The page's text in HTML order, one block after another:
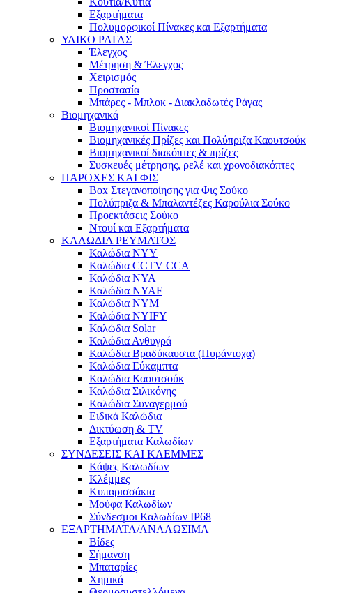
Εξαρτήματα
Πολυμορφικοί Πίνακες και Εξαρτήματα
ΥΛΙΚΟ ΡΑΓΑΣ
Έλεγχος
Μέτρηση & Έλεγχος
Χειρισμός
Προστασία
Μπάρες - Μπλοκ - Διακλαδωτές Ράγας
Βιομηχανικά
Βιομηχανικοί Πίνακες
Βιομηχανικές Πρίζες και Πολύπριζα Καουτσούκ
Βιομηχανικοί διακόπτες & πρίζες
Συσκευές μέτρησης, ρελέ και χρονοδιακόπτες
ΠΑΡΟΧΕΣ ΚΑΙ ΦΙΣ
Box Στεγανοποίησης για Φις Σούκο
Πολύπριζα & Μπαλαντέζες Καρούλια Σούκο
Προεκτάσεις Σούκο
Ντουί και Εξαρτήματα
ΚΑΛΩΔΙΑ ΡΕΥΜΑΤΟΣ
Καλώδια NYY
Καλώδια CCTV CCA
Καλώδια NYA
Καλώδια NYAF
Καλώδια NYM
Καλώδια NYIFY
Καλώδια Solar
Καλώδια Ανθυγρά
Καλώδια Βραδύκαυστα (Πυράντοχα)
Καλώδια Εύκαμπτα
Καλώδια Καουτσούκ
Καλώδια Σιλικόνης
Καλώδια Συναγερμού
Ειδικά Καλώδια
Δικτύωση & TV
Εξαρτήματα Καλωδίων
ΣΥΝΔΕΣΕΙΣ ΚΑΙ ΚΛΕΜΜΕΣ
Κάψες Καλωδίων
Κλέμμες
Κυπαρισσάκια
Μούφα Καλωδίων
Σύνδεσμοι Καλωδίων IP68
ΕΞΑΡΤΗΜΑΤΑ/ΑΝΑΛΩΣΙΜΑ
Βίδες
Σήμανση
Μπαταρίες
Χημικά